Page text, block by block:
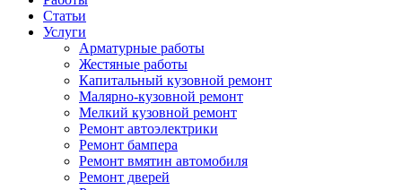
Статьи
Услуги
Арматурные работы
Жестяные работы
Капитальный кузовной ремонт
Малярно-кузовной ремонт
Мелкий кузовной ремонт
Ремонт автоэлектрики
Ремонт бампера
Ремонт вмятин автомобиля
Ремонт дверей